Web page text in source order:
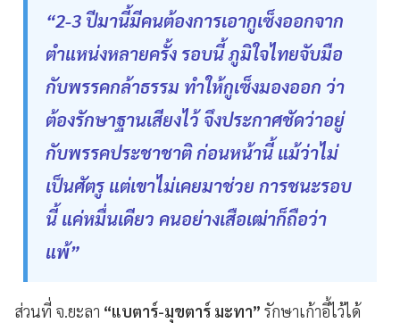
“2-3 ปีมานี้มีคนต้องการเอากูเซ็งออกจาก
ตำแหน่งหลายครั้ง รอบนี้ ภูมิใจไทยจับมือ
กับพรรคกล้าธรรม ทำให้กูเซ็งมองออก ว่า
ต้องรักษาฐานเสียงไว้ จึงประกาศชัดว่าอยู่
กับพรรคประชาชาติ ก่อนหน้านี้ แม้ว่าไม่
เป็นศัตรู แต่เขาไม่เคยมาช่วย การชนะรอบ
นี้ แค่หมื่นเดียว คนอย่างเสือเฒ่าก็ถือว่า
แพ้”
ส่วนที่ จ.ยะลา “แบตาร์-มุขตาร์ มะทา” รักษาเก้าอี้ไว้ได้